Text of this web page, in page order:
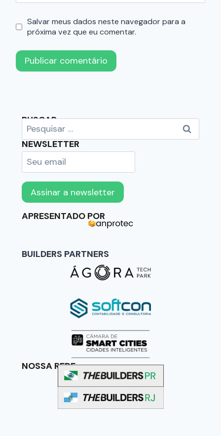
Salvar meus dados neste navegador para a
próxima vez que eu comentar.
BUSCAR
NEWSLETTER
APRESENTADO POR
BUILDERS PARTNERS
NOSSA REDE